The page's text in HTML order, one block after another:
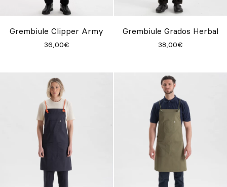
Lasciati ispirare
ES DE
Grembiule Clipper Army
36,00€
Grembiule Grados Herbal
38,00€